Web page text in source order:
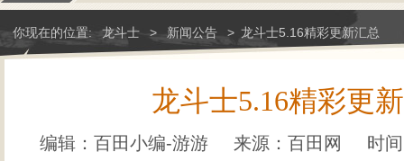
你现在的位置: 龙斗士 > 新闻公告 > 龙斗士5.16精彩更新汇总
龙斗士5.16精彩更
编辑：百田小编-游游 来源： 百田网 时